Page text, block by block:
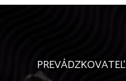
PREVÁDZKOVATEĽ